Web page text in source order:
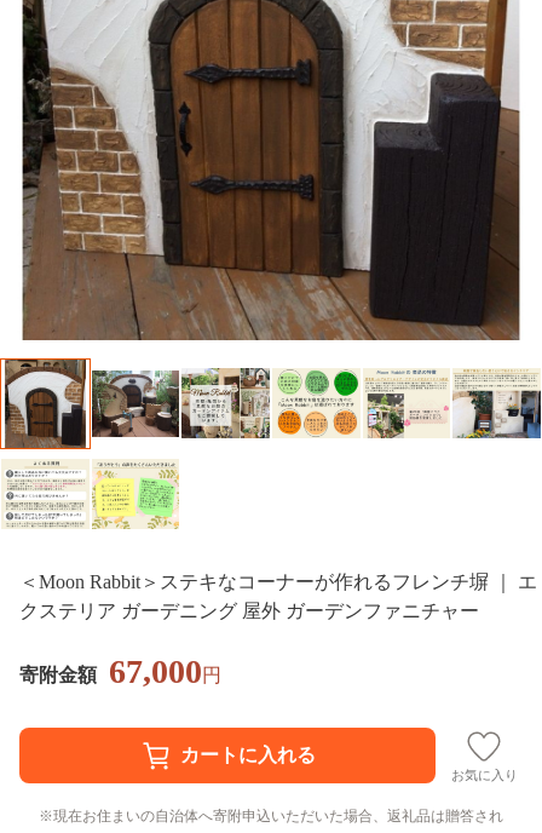
＜Moon Rabbit＞ステキなコーナーが作れるフレンチ塀 ｜ エ
クステリア ガーデニング 屋外 ガーデンファニチャー
寄附金額 67,000円
お気に入り
現在お住まいの自治体へ寄附申込いただいた場合、返礼品は贈答され